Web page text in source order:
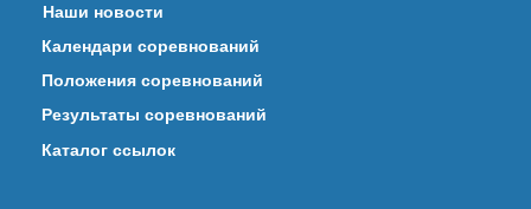
Наши новости
Календари соревнований
Положения соревнований
Результаты соревнований
Каталог ссылок